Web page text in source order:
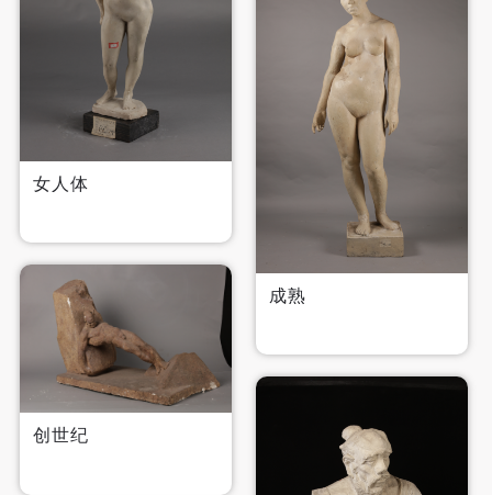
女人体
成熟
创世纪
可使用雅昌艺术网会员账户登录